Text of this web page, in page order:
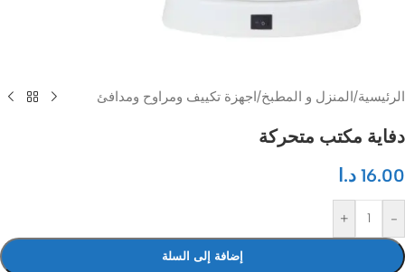
الرئيسية/المنزل و المطبخ/اجهزة تكييف ومراوح ومدافئ
دفاية مكتب متحركة
16.00 د.ا
-
+
إضافة إلى السلة